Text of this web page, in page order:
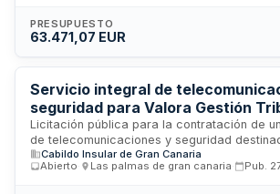
El contrato se adjudicará mediante
con una duración inicial de dos años y
prestación garantiza la continuidad de las
municipales con responsabilidad única ante
PRESUPUESTO
63.471,07 EUR
Servicio integral de
seguridad para Valora Gestión
Licitación pública para la contratación de
de telecomunicaciones y seguridad
Gestión Tributaria, organismo con sede en
Gran Canaria. El contrato comprende la
Cabildo Insular de Gran Canaria
Abierto
Las palmas de gran canaria Pub.